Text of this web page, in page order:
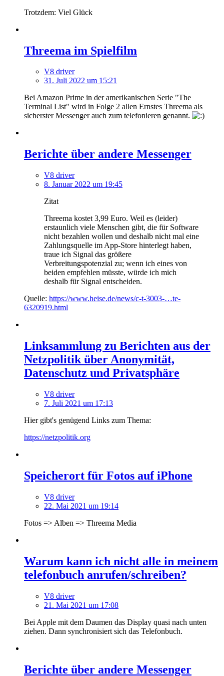
Trotzdem: Viel Glück
Threema im Spielfilm
V8 driver
31. Juli 2022 um 15:21
Bei Amazon Prime in der amerikanischen Serie "The
Terminal List" wird in Folge 2 allen Ernstes Threema als
sicherster Messenger auch zum telefonieren genannt.
Berichte über andere Messenger
V8 driver
8. Januar 2022 um 19:45
Zitat
Threema kostet 3,99 Euro. Weil es (leider)
erstaunlich viele Menschen gibt, die für Software
nicht bezahlen wollen und deshalb nicht mal eine
Zahlungsquelle im App-Store hinterlegt haben,
traue ich Signal das größere
Verbreitungspotenzial zu; wenn ich eines von
beiden empfehlen müsste, würde ich mich
deshalb für Signal entscheiden.
Quelle: https://www.heise.de/news/c-t-3003-…te-
6320919.html
Linksammlung zu Berichten aus der
Netzpolitik über Anonymität,
Datenschutz und Privatsphäre
V8 driver
7. Juli 2021 um 17:13
Hier gibt's genügend Links zum Thema:
https://netzpolitik.org
Speicherort für Fotos auf iPhone
V8 driver
22. Mai 2021 um 19:14
Fotos => Alben => Threema Media
Warum kann ich nicht alle in meinem
telefonbuch anrufen/schreiben?
V8 driver
21. Mai 2021 um 17:08
Bei Apple mit dem Daumen das Display quasi nach unten
ziehen. Dann synchronisiert sich das Telefonbuch.
Berichte über andere Messenger